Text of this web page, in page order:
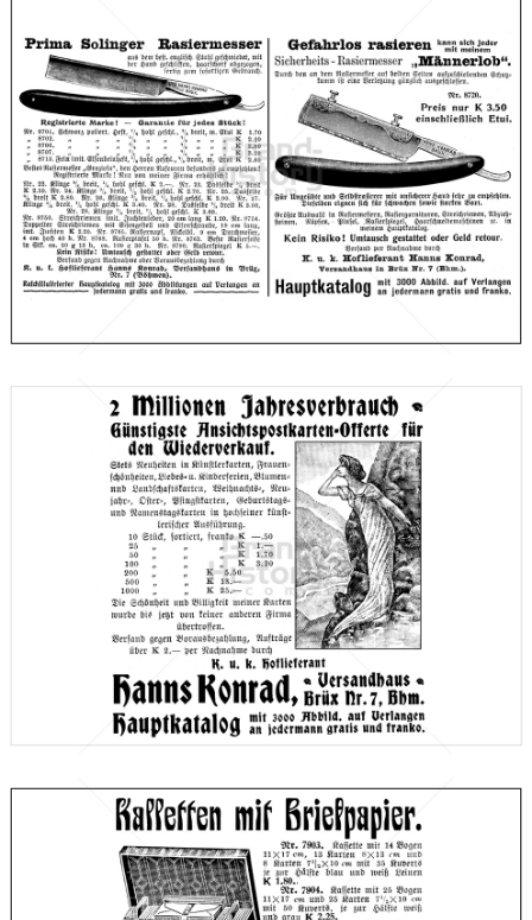
Hanns Konrad, Brüx
Versandhaus Hanns Konrad, Brüx (Böhmen)
1910
Hanns Konrad, Brüx
Versandhaus Hanns Konrad, Brüx (Böhmen)